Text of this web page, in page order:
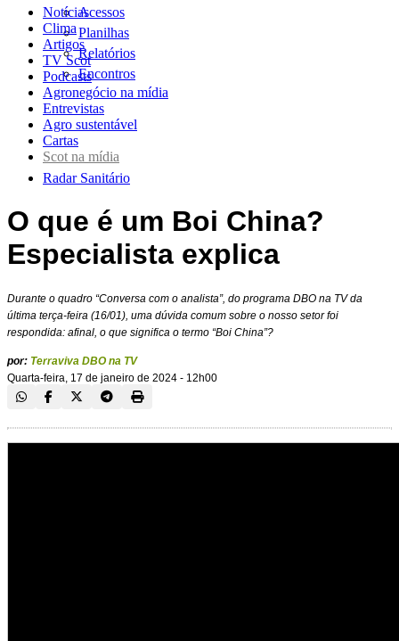
Acessos
Planilhas
Relatórios
Encontros
Notícias
Clima
Artigos
TV Scot
Podcasts
Agronegócio na mídia
Entrevistas
Agro sustentável
Cartas
Scot na mídia
Radar Sanitário
O que é um Boi China?
Especialista explica
Durante o quadro “Conversa com o analista”, do programa DBO na TV da
última terça-feira (16/01), uma dúvida comum sobre o nosso setor foi
respondida: afinal, o que significa o termo “Boi China”?
por: Terraviva DBO na TV
Quarta-feira, 17 de janeiro de 2024 - 12h00